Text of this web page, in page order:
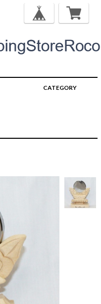
CATEGORY